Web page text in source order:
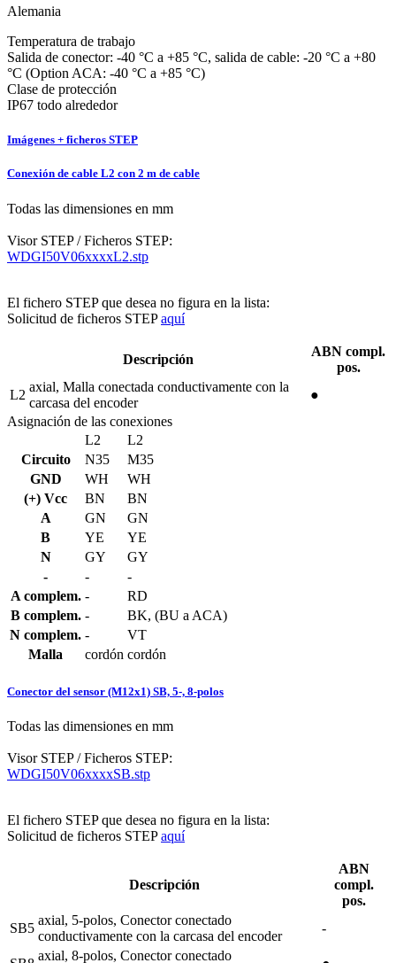
Alemania
Temperatura de trabajo
Salida de conector: -40 °C a +85 °C, salida de cable: -20 °C a +80
°C (Option ACA: -40 °C a +85 °C)
Clase de protección
IP67 todo alrededor
Imágenes + ficheros STEP
Conexión de cable L2 con 2 m de cable
Todas las dimensiones en mm
Visor STEP / Ficheros STEP:
WDGI50V06xxxxL2.stp
El fichero STEP que desea no figura en la lista:
Solicitud de ficheros STEPaquí
Descripción
ABN compl.
pos.
L2
axial, Malla conectada conductivamente con la
carcasa del encoder
●
Asignación de las conexiones
L2
L2
Circuito
N35
M35
GND
WH
WH
(+) Vcc
BN
BN
A
GN
GN
B
YE
YE
N
GY
GY
-
-
-
A complem. -
RD
B complem. -
BK, (BU a ACA)
N complem. -
VT
Malla
cordón cordón
Conector del sensor (M12x1) SB, 5-, 8-polos
Todas las dimensiones en mm
Visor STEP / Ficheros STEP:
WDGI50V06xxxxSB.stp
El fichero STEP que desea no figura en la lista:
Solicitud de ficheros STEPaquí
Descripción
ABN
compl.
pos.
SB5
axial, 5-polos, Conector conectado
conductivamente con la carcasa del encoder
-
axial, 8-polos, Conector conectado